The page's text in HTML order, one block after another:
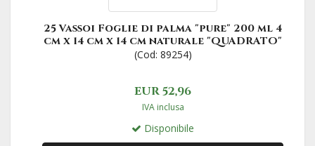
25 Vassoi Foglie di palma "pure" 200 ml 4
cm x 14 cm x 14 cm naturale "QUADRATO"
(Cod: 89254)
EUR 52,96
IVA inclusa
Disponibile